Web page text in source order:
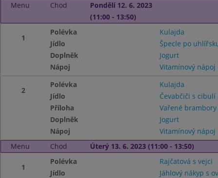
Menu Chod
Pondělí 12. 6. 2023
(11:00 - 13:50)
1
Polévka
Kulajda
Jídlo
Špecle po
Doplněk
Jogurt
Nápoj
Vitamínový nápoj
2
Polévka
Kulajda
Jídlo
Čevabčiči s
Příloha
Vařené
Doplněk
Jogurt
Nápoj
Vitamínový nápoj
Menu
Chod Úterý 13. 6. 2023 (11:00 - 13:50)
1
Polévka
Rajčatová s vejci
Jídlo
Jáhlový nákyp s